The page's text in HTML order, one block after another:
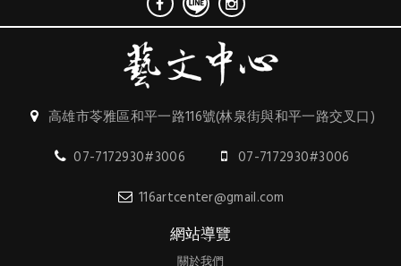
高雄市苓雅區和平一路116號(林泉街與和平一路交叉口)
07-7172930#3006
07-7172930#3006
116artcenter@gmail.com
網站導覽
關於我們